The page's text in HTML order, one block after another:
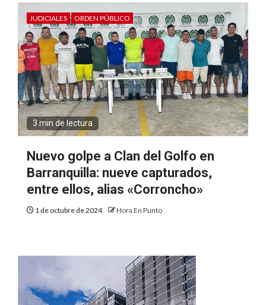
JUDICIALES ORDEN PÚBLICO
3 min de lectura
Nuevo golpe a Clan del Golfo en
Barranquilla: nueve capturados,
entre ellos, alias «Corroncho»
1 de octubre de 2024 Hora En Punto